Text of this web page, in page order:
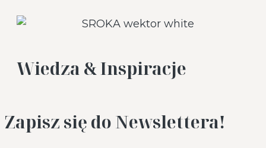
Wiedza & Inspiracje
Zapisz się do Newslettera!